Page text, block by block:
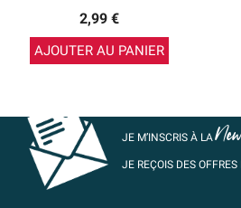
2,99 €
AJOUTER AU PANIER
JE M’INSCRIS À LA
JE REÇOIS DES